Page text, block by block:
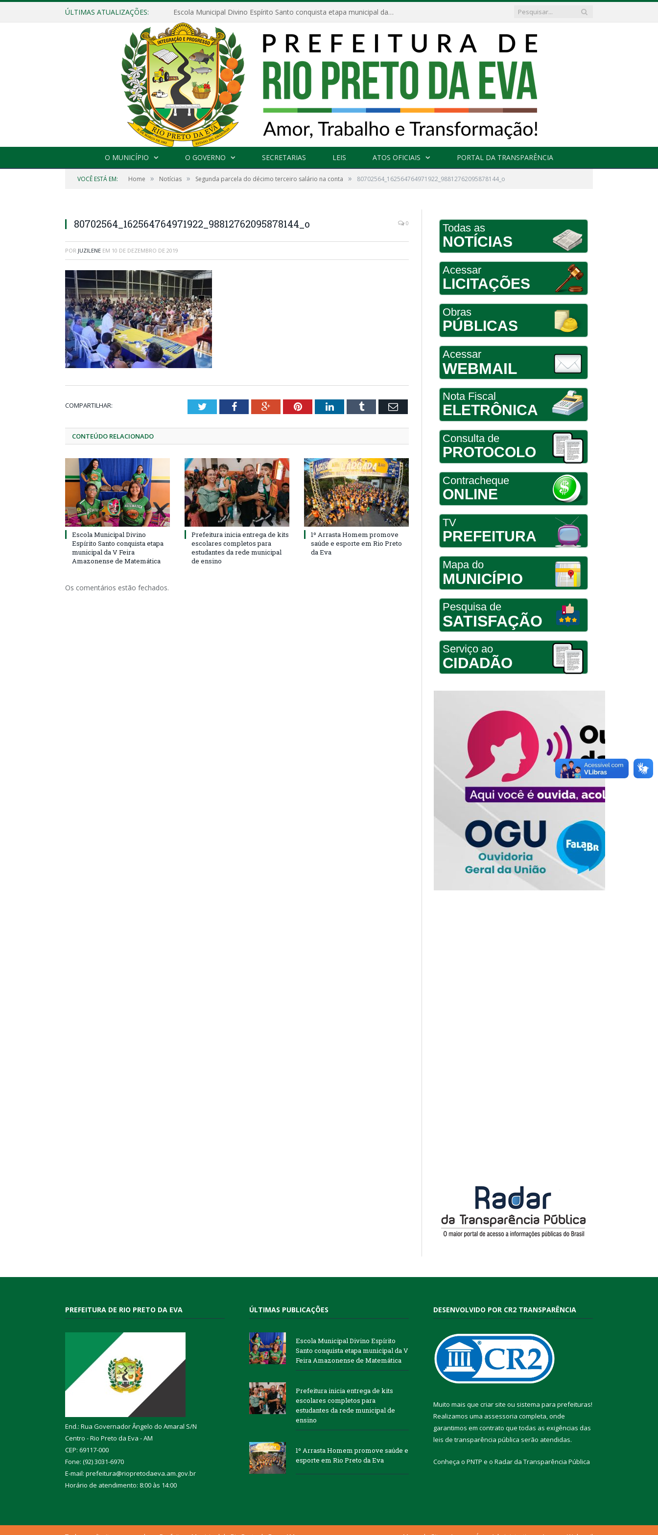
ÚLTIMAS ATUALIZAÇÕES: Escola Municipal Divino Espírito Santo conquista etapa municipal da V Feira Amazonense de Matemática
O MUNICÍPIO O GOVERNO SECRETARIAS LEIS ATOS OFICIAIS PORTAL DA TRANSPARÊNCIA
VOCÊ ESTÁ EM: Home » Notícias » Segunda parcela do décimo terceiro salário na conta » 80702564_162564764971922_98812762095878144_o
80702564_162564764971922_98812762095878144_o 0
POR JUZILENE EM 10 DE DEZEMBRO DE 2019
COMPARTILHAR: TwitterFacebookGoogle+PinterestLinkedInTumblr Email
CONTEÚDO RELACIONADO
Escola Municipal Divino
Espírito Santo conquista etapa
municipal da V Feira
Amazonense de Matemática
Prefeitura inicia entrega de kits
escolares completos para
estudantes da rede municipal
de ensino
1º Arrasta Homem promove
saúde e esporte em Rio Preto
da Eva
Os comentários estão fechados.
Todas as
NOTÍCIAS
Acessar
LICITAÇÕES
Obras
PÚBLICAS
Acessar
WEBMAIL
Nota Fiscal
ELETRÔNICA
Consulta de
PROTOCOLO
Contracheque
ONLINE
TV
PREFEITURA
Mapa do
MUNICÍPIO
Pesquisa de
SATISFAÇÃO
Serviço ao
CIDADÃO
PREFEITURA DE RIO PRETO DA EVA
End.: Rua Governador Ângelo do Amaral S/N
Centro - Rio Preto da Eva - AM
CEP: 69117-000
Fone: (92) 3031-6970
E-mail: prefeitura@riopretodaeva.am.gov.br
Horário de atendimento: 8:00 às 14:00
ÚLTIMAS PUBLICAÇÕES
Escola Municipal Divino Espírito
Santo conquista etapa municipal da V
Feira Amazonense de Matemática
Prefeitura inicia entrega de kits
escolares completos para
estudantes da rede municipal de
ensino
1º Arrasta Homem promove saúde e
esporte em Rio Preto da Eva
DESENVOLVIDO POR CR2 TRANSPARÊNCIA
Muito mais que criar site ou sistema para prefeituras!
Realizamos uma assessoria completa, onde
garantimos em contrato que todas as exigências das
leis de transparência pública serão atendidas.
Conheça o PNTP e o Radar da Transparência Pública